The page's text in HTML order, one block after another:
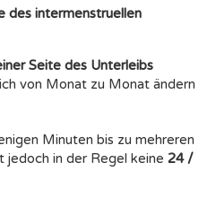
des intermenstruellen
Seite des Unterleibs
von Monat zu Monat ändern
Minuten bis zu mehreren
jedoch in der Regel keine 24 /